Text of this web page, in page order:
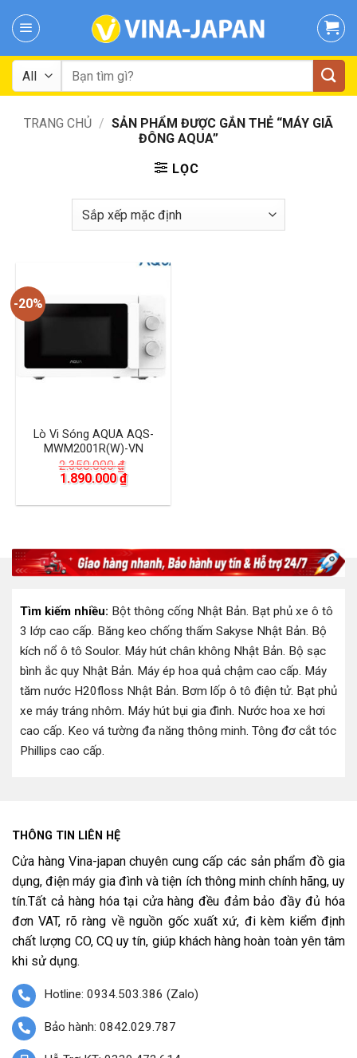
Tìm
kiếm:
TRANG CHỦ / SẢN PHẨM ĐƯỢC GẮN THẺ “MÁY GIÃ
ĐÔNG AQUA”
LỌC
-20%
Lò Vi Sóng AQUA AQS-
MWM2001R(W)-VN
2.350.000₫
Giá
là:
1.890.000₫Giá
hiện
tại
Tìm kiếm nhiều: Bột thông cống Nhật Bản. Bạt phủ xe ô tô
3 lớp cao cấp. Băng keo chống thấm Sakyse Nhật Bản. Bộ
kích nổ ô tô Soulor. Máy hút chân không Nhật Bản. Bộ sạc
bình ắc quy Nhật Bản. Máy ép hoa quả chậm cao cấp. Máy
tăm nước H20floss Nhật Bản. Bơm lốp ô tô điện tử. Bạt phủ
xe máy tráng nhôm. Máy hút bụi gia đình. Nước hoa xe hơi
cao cấp. Keo vá tường đa năng thông minh. Tông đơ cắt tóc
Phillips cao cấp.
THÔNG TIN LIÊN HỆ
Cửa hàng Vina-japan chuyên cung cấp các sản phẩm đồ gia
dụng, điện máy gia đình và tiện ích thông minh chính hãng, uy
tín.Tất cả hàng hóa tại cửa hàng đều đảm bảo đầy đủ hóa
đơn VAT, rõ ràng về nguồn gốc xuất xứ, đi kèm kiểm định
chất lượng CO, CQ uy tín, giúp khách hàng hoàn toàn yên tâm
khi sử dụng.
Hotline: 0934.503.386 (Zalo)
Bảo hành: 0842.029.787